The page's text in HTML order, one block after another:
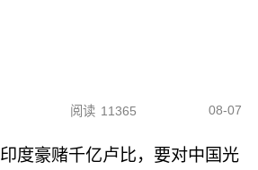
阅读 11365 08-07
印度豪赌千亿卢比，要对中国光